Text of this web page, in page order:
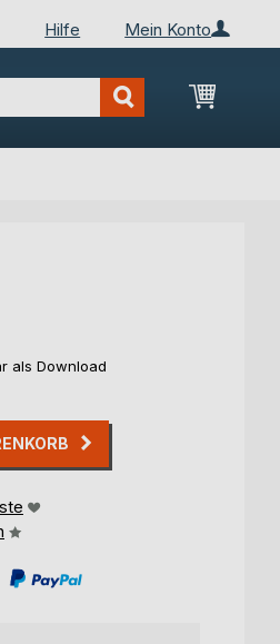
Mein Konto
Hilfe
Mein
als Download